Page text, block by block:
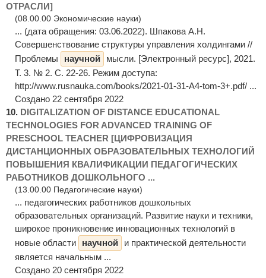
ОТРАСЛИ]
(08.00.00 Экономические науки)
... (дата обращения: 03.06.2022). Шпакова А.Н.
Совершенствование структуры управления холдингами //
Проблемы
научной
мысли. [Электронный ресурс], 2021.
Т. 3. № 2. С. 22-26. Режим доступа:
http://www.rusnauka.com/books/2021-01-31-A4-tom-3+.pdf/ ...
Создано 22 сентября 2022
10. DIGITALIZATION OF DISTANCE EDUCATIONAL
TECHNOLOGIES FOR ADVANCED TRAINING OF
PRESCHOOL TEACHER [ЦИФРОВИЗАЦИЯ
ДИСТАНЦИОННЫХ ОБРАЗОВАТЕЛЬНЫХ ТЕХНОЛОГИЙ
ПОВЫШЕНИЯ КВАЛИФИКАЦИИ ПЕДАГОГИЧЕСКИХ
РАБОТНИКОВ ДОШКОЛЬНОГО ...
(13.00.00 Педагогические науки)
... педагогических работников дошкольных
образовательных организаций. Развитие науки и техники,
широкое проникновение инновационных технологий в
новые области
научной
и практической деятельности
является начальным ...
Создано 20 сентября 2022